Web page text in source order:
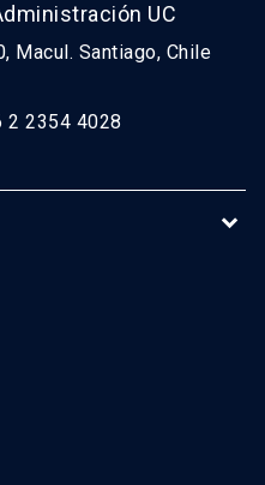
UC
Macul. Santiago, Chile
2 2354 4028